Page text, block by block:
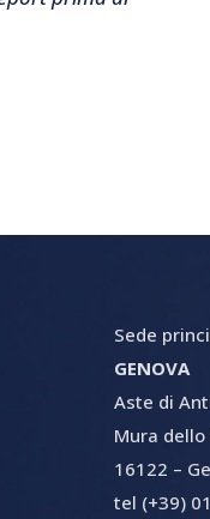
Sede
GENOVA
Aste di
Mura dello
16122 –
tel (+39)